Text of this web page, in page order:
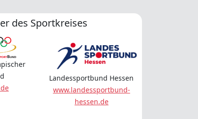
des Sportkreises
Landessportbund Hessen
www.landessportbund-
hessen.de